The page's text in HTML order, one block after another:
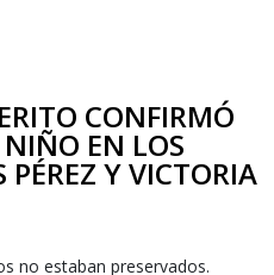
CONFIRMÓ
NIÑO EN LOS
Y VICTORIA